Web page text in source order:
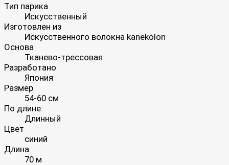
Тип парика
Искусственный
Изготовлен из
Искусственного волокна kanekolon
Основа
Тканево-трессовая
Разработано
Япония
Размер
54-60 см
По длине
Длинный
Цвет
синий
Длина
70 м